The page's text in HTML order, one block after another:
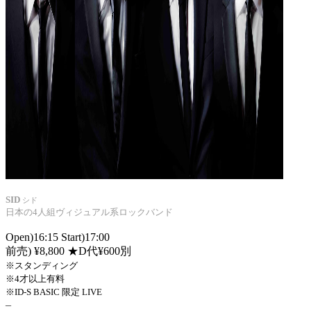
SID シド
日本の4人組ヴィジュアル系ロックバンド
Open)16:15 Start)17:00
前売) ¥8,800 ★D代¥600別
※スタンディング
※4才以上有料
※ID-S BASIC 限定 LIVE
–